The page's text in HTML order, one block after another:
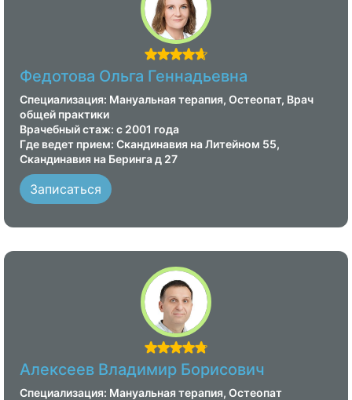
Федотова Ольга Геннадьевна
Специализация: Мануальная терапия, Остеопат, Врач
общей практики
Врачебный стаж: с 2001 года
Где ведет прием: Скандинавия на Литейном 55,
Скандинавия на Беринга д 27
Записаться
Алексеев Владимир Борисович
Специализация: Мануальная терапия, Остеопат